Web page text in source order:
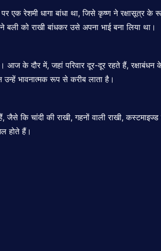
एक रेशमी धागा बांधा था, जिसे कृष्ण ने रक्षासूत्र के
बली को राखी बांधकर उसे अपना भाई बना लिया था।
के दौर में, जहां परिवार दूर-दूर रहते हैं, रक्षाबंधन
भावनात्मक रूप से करीब लाता है।
कि चांदी की राखी, गहनों वाली राखी, कस्टमाइज्ड
होते हैं।